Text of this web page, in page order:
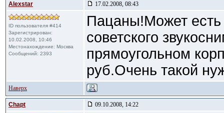
Alexstar 17.02.2008, 08:43
ID пользователя #414
Зарегистрирован:
10.02.2008, 10:46
Местонахождение: Москва
Сообщений: 2393
Пацаны!Может есть
советского
прямоугольном
руб.Очень такой
Наверх
Chapt 09.10.2008, 14:22